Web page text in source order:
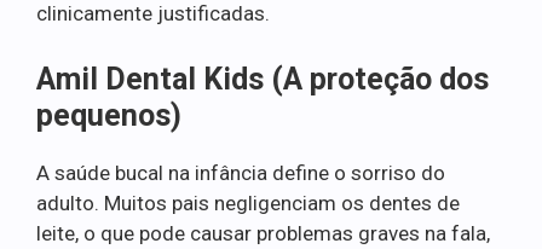
clinicamente justificadas.
Amil Dental Kids (A proteção dos
pequenos)
A saúde bucal na infância define o sorriso do
adulto. Muitos pais negligenciam os dentes de
leite, o que pode causar problemas graves na fala,